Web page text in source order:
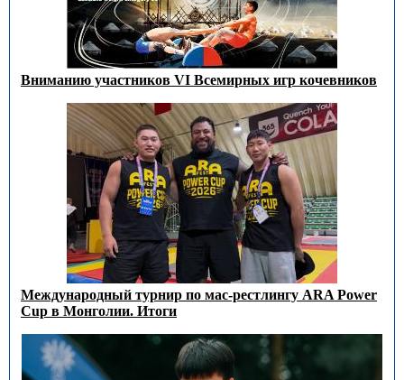
Вниманию участников VI Всемирных игр кочевников
Международный турнир по мас-рестлингу ARA Power
Cup в Монголии. Итоги